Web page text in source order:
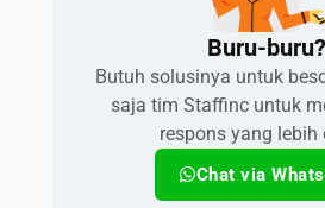
Buru-buru?​
Butuh solusinya untuk
saja tim Staffinc untuk
respons yang lebih
Chat via